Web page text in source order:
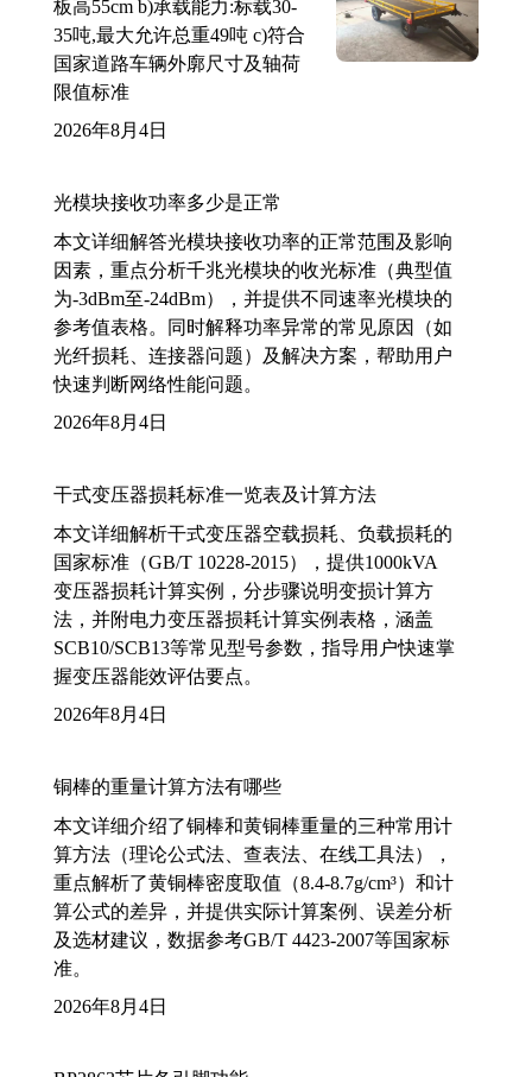
板高55cm b)承载能力:标载30-
35吨,最大允许总重49吨 c)符合
国家道路车辆外廓尺寸及轴荷
限值标准
2026年8月4日
光模块接收功率多少是正常
本文详细解答光模块接收功率的正常范围及影响
因素，重点分析千兆光模块的收光标准（典型值
为-3dBm至-24dBm），并提供不同速率光模块的
参考值表格。同时解释功率异常的常见原因（如
光纤损耗、连接器问题）及解决方案，帮助用户
快速判断网络性能问题。
2026年8月4日
干式变压器损耗标准一览表及计算方法
本文详细解析干式变压器空载损耗、负载损耗的
国家标准（GB/T 10228-2015），提供1000kVA
变压器损耗计算实例，分步骤说明变损计算方
法，并附电力变压器损耗计算实例表格，涵盖
SCB10/SCB13等常见型号参数，指导用户快速掌
握变压器能效评估要点。
2026年8月4日
铜棒的重量计算方法有哪些
本文详细介绍了铜棒和黄铜棒重量的三种常用计
算方法（理论公式法、查表法、在线工具法），
重点解析了黄铜棒密度取值（8.4-8.7g/cm³）和计
算公式的差异，并提供实际计算案例、误差分析
及选材建议，数据参考GB/T 4423-2007等国家标
准。
2026年8月4日